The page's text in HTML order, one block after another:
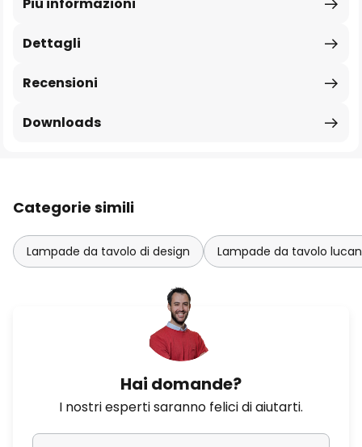
Dettagli
Recensioni
Downloads
Categorie simili
Lampade da tavolo di design Lampade da tavolo
Hai domande?
I nostri esperti saranno felici di aiutarti.